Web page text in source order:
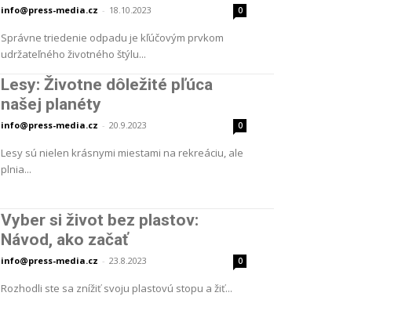
info@press-media.cz - 18.10.2023 0
Správne triedenie odpadu je kľúčovým prvkom
udržateľného životného štýlu...
Lesy: Životne dôležité pľúca
našej planéty
info@press-media.cz - 20.9.2023 0
Lesy sú nielen krásnymi miestami na rekreáciu, ale
plnia...
Vyber si život bez plastov:
Návod, ako začať
info@press-media.cz - 23.8.2023 0
Rozhodli ste sa znížiť svoju plastovú stopu a žiť...